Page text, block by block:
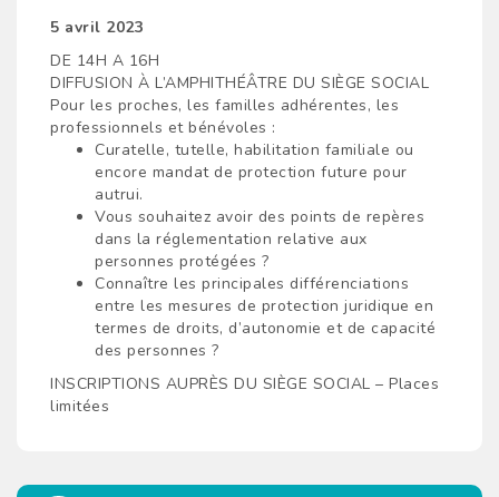
5 avril 2023
DE 14H A 16H
DIFFUSION À L’AMPHITHÉÂTRE DU SIÈGE SOCIAL
Pour les proches, les familles adhérentes, les
professionnels et bénévoles :
Curatelle, tutelle, habilitation familiale ou
encore mandat de protection future pour
autrui.
Vous souhaitez avoir des points de repères
dans la réglementation relative aux
personnes protégées ?
Connaître les principales différenciations
entre les mesures de protection juridique en
termes de droits, d’autonomie et de capacité
des personnes ?
INSCRIPTIONS AUPRÈS DU SIÈGE SOCIAL – Places
limitées